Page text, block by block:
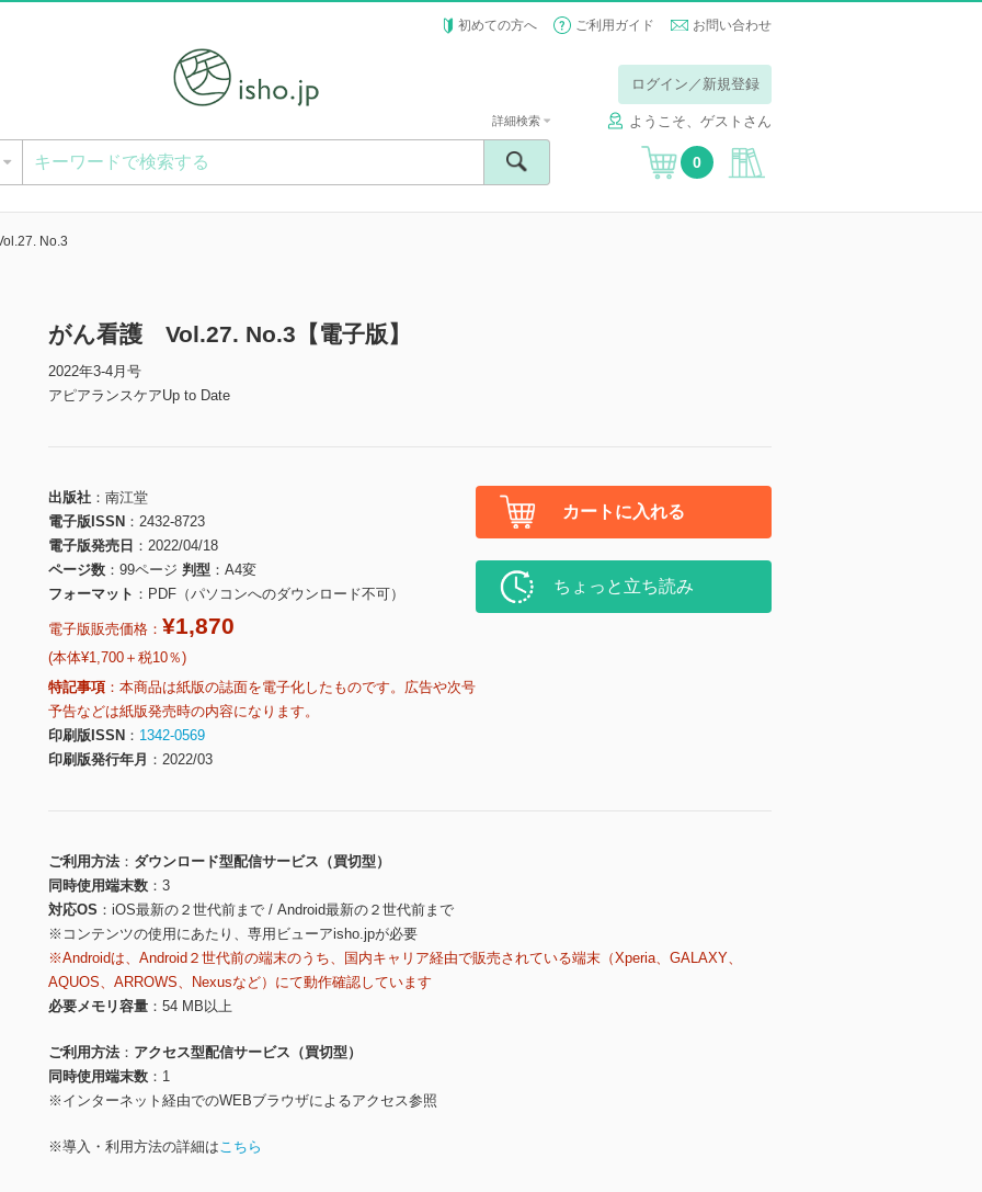
初めての方へ ご利用ガイド お問い合わせ
ログイン／新規登録
ようこそ、ゲストさん
詳細検索
0
No.3
がん看護 Vol.27. No.3【電子版】
2022年3-4月号
アピアランスケアUp to Date
出版社
南江堂
電子版ISSN
2432-8723
電子版発売日
2022/04/18
ページ数
99ページ 判型
A4変
フォーマット
PDF（パソコンへのダウンロード不可）
電子版販売価格： ¥1,870
(本体¥1,700＋税10％)
特記事項
本商品は紙版の誌面を電子化したものです。広告や次号
予告などは紙版発売時の内容になります。
印刷版ISSN
1342-0569
印刷版発行年月
2022/03
カートに入れる
ちょっと立ち読み
ご利用方法
ダウンロード型配信サービス（買切型）
同時使用端末数
3
対応OS
iOS最新の２世代前まで / Android最新の２世代前まで
※コンテンツの使用にあたり、専用ビューアisho.jpが必要
※Androidは、Android２世代前の端末のうち、国内キャリア経由で販売されている端末（Xperia、GALAXY、
AQUOS、ARROWS、Nexusなど）にて動作確認しています
必要メモリ容量
54 MB以上
ご利用方法
アクセス型配信サービス（買切型）
同時使用端末数
1
※インターネット経由でのWEBブラウザによるアクセス参照
※導入・利用方法の詳細はこちら